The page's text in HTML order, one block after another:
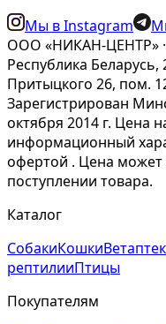
Мы в Instagram
ООО «НИКАН-ЦЕНТР»
Республика Беларусь,
Притыцкого 26, пом.
Зарегистрирован
октября 2014 г. Цена
информационный
офертой . Цена
поступлении товара.
Каталог
СобакиКошки
рептилииПтицы
Покупателям